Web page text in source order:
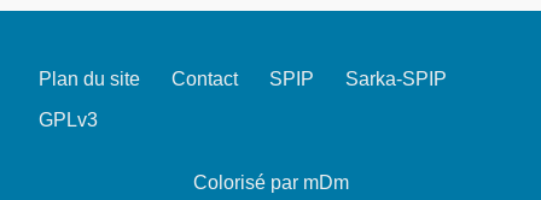
Plan du site Contact SPIP
Sarka-SPIP
GPLv3
Colorisé par mDm